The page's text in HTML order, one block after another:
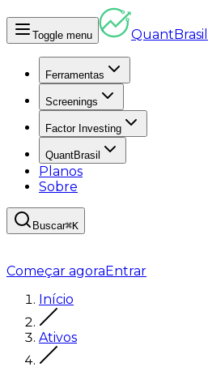
Toggle menu QuantBrasil
Ferramentas
Screenings
Factor Investing
QuantBrasil
Planos
Sobre
Buscar⌘K
Começar agoraEntrar
Início
Ativos